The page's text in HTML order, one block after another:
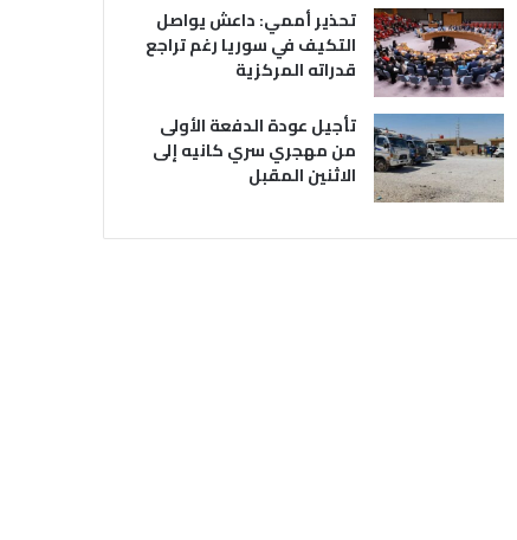
تحذير أممي: داعش يواصل
التكيف في سوريا رغم تراجع
قدراته المركزية
تأجيل عودة الدفعة الأولى
من مهجري سري كانيه إلى
الاثنين المقبل